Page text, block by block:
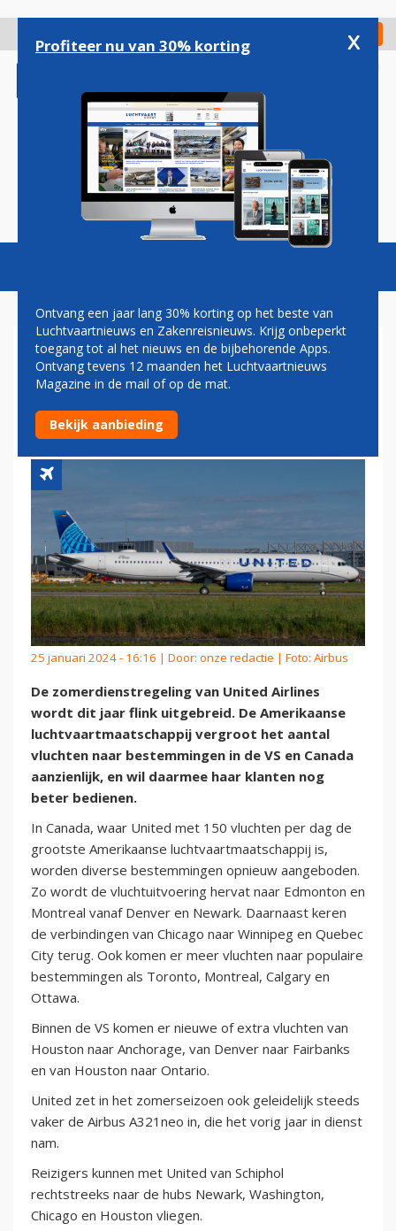
gaan
Check in
Magazine Podcasts Vacatures
UNITED AIRLINES BREIDT
AANTAL VLUCHTEN IN VS EN
NAAR CANADA UIT
25 januari 2024 - 16:16 | Door: onze redactie | Foto: Airbus
De zomerdienstregeling van United Airlines
wordt dit jaar flink uitgebreid. De Amerikaanse
luchtvaartmaatschappij vergroot het aantal
vluchten naar bestemmingen in de VS en Canada
aanzienlijk, en wil daarmee haar klanten nog
beter bedienen.
In Canada, waar United met 150 vluchten per dag de
grootste Amerikaanse luchtvaartmaatschappij is,
worden diverse bestemmingen opnieuw aangeboden.
Zo wordt de vluchtuitvoering hervat naar Edmonton en
Montreal vanaf Denver en Newark. Daarnaast keren
de verbindingen van Chicago naar Winnipeg en Quebec
City terug. Ook komen er meer vluchten naar populaire
bestemmingen als Toronto, Montreal, Calgary en
Ottawa.
Binnen de VS komen er nieuwe of extra vluchten van
Houston naar Anchorage, van Denver naar Fairbanks
en van Houston naar Ontario.
United zet in het zomerseizoen ook geleidelijk steeds
vaker de Airbus A321neo in, die het vorig jaar in dienst
nam.
Reizigers kunnen met United van Schiphol
rechtstreeks naar de hubs Newark, Washington,
Chicago en Houston vliegen.
Profiteer nu van 30% korting x
Ontvang een jaar lang 30% korting op het beste van
Luchtvaartnieuws en Zakenreisnieuws. Krijg onbeperkt
toegang tot al het nieuws en de bijbehorende Apps.
Ontvang tevens 12 maanden het Luchtvaartnieuws
Magazine in de mail of op de mat.
Bekijk aanbieding